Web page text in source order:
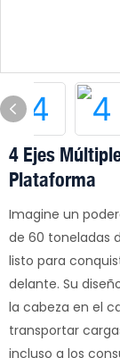
4 Ejes
Plataforma
Imagine un
de 60 toneladas
listo para
delante. Su
la cabeza en el
transportar
incluso a los